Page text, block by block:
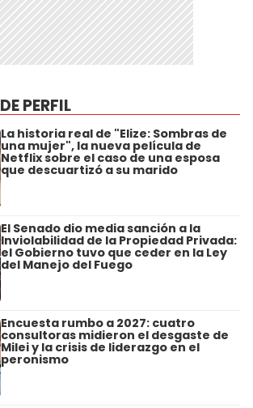
PERFIL
La historia real de "Elize: Sombras de
una mujer", la nueva película de
Netflix sobre el caso de una esposa
que descuartizó a su marido
El Senado dio media sanción a la
Inviolabilidad de la Propiedad Privada:
el Gobierno tuvo que ceder en la Ley
del Manejo del Fuego
Encuesta rumbo a 2027: cuatro
consultoras midieron el desgaste de
Milei y la crisis de liderazgo en el
peronismo